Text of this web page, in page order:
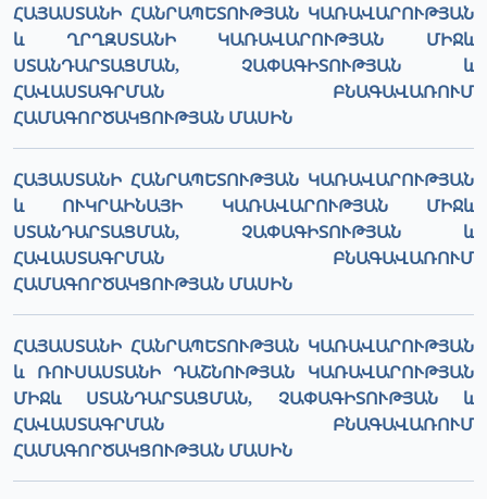
ՀԱՅԱՍՏԱՆԻ ՀԱՆՐԱՊԵՏՈՒԹՅԱՆ ԿԱՌԱՎԱՐՈՒԹՅԱՆ
և ՂՐՂԶՍՏԱՆԻ ԿԱՌԱՎԱՐՈՒԹՅԱՆ ՄԻՋև
ՍՏԱՆԴԱՐՏԱՑՄԱՆ, ՉԱՓԱԳԻՏՈՒԹՅԱՆ և
ՀԱՎԱՍՏԱԳՐՄԱՆ ԲՆԱԳԱՎԱՌՈՒՄ
ՀԱՄԱԳՈՐԾԱԿՑՈՒԹՅԱՆ ՄԱՍԻՆ
ՀԱՅԱՍՏԱՆԻ ՀԱՆՐԱՊԵՏՈՒԹՅԱՆ ԿԱՌԱՎԱՐՈՒԹՅԱՆ
և ՈՒԿՐԱԻՆԱՅԻ ԿԱՌԱՎԱՐՈՒԹՅԱՆ ՄԻՋև
ՍՏԱՆԴԱՐՏԱՑՄԱՆ, ՉԱՓԱԳԻՏՈՒԹՅԱՆ և
ՀԱՎԱՍՏԱԳՐՄԱՆ ԲՆԱԳԱՎԱՌՈՒՄ
ՀԱՄԱԳՈՐԾԱԿՑՈՒԹՅԱՆ ՄԱՍԻՆ
ՀԱՅԱՍՏԱՆԻ ՀԱՆՐԱՊԵՏՈՒԹՅԱՆ ԿԱՌԱՎԱՐՈՒԹՅԱՆ
և ՌՈՒՍԱՍՏԱՆԻ ԴԱՇՆՈՒԹՅԱՆ ԿԱՌԱՎԱՐՈՒԹՅԱՆ
ՄԻՋև ՍՏԱՆԴԱՐՏԱՑՄԱՆ, ՉԱՓԱԳԻՏՈՒԹՅԱՆ և
ՀԱՎԱՍՏԱԳՐՄԱՆ ԲՆԱԳԱՎԱՌՈՒՄ
ՀԱՄԱԳՈՐԾԱԿՑՈՒԹՅԱՆ ՄԱՍԻՆ